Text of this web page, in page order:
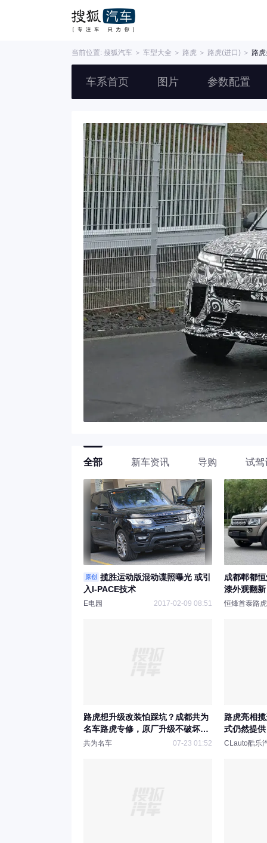
当前位置: 搜狐汽车 ＞ 车型大全 ＞ 路虎 ＞ 路虎(进口) ＞ 路
车系首页 图片 参数配置
全部 新车资讯 导购 试驾
原创
揽胜运动版混动谍照曝光 或引
入I-PACE技术
E电园 2017-02-09 08:51
成都郫都
漆外观翻
漆质感
恒烽首泰路
路虎想升级改装怕踩坑？成都共为
名车路虎专修，原厂升级不破坏线
路
共为名车 07-23 01:52
路虎亮相
式仍然提
CLauto酷乐